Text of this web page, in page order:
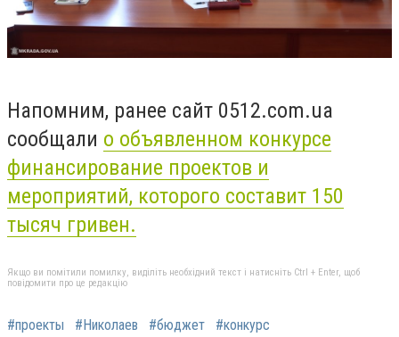
Напомним, ранее сайт 0512.com.ua
сообщали о объявленном конкурсе
финансирование проектов и
мероприятий, которого составит 150
тысяч гривен.
Якщо ви помітили помилку, виділіть необхідний текст і натисніть Ctrl + Enter, щоб
повідомити про це редакцію
#проекты #Николаев #бюджет #конкурс